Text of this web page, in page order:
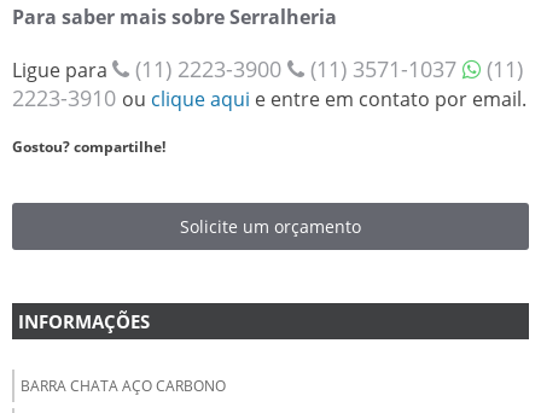
Para saber mais sobre Serralheria
Ligue para
(11) 2223-3900 (11) 3571-1037
(11)
2223-3910 ou clique aqui e entre em contato por email.
Gostou? compartilhe!
Solicite um orçamento
INFORMAÇÕES
BARRA CHATA AÇO CARBONO